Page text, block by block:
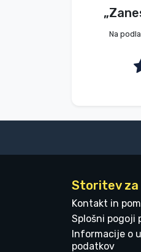
Na
Storitev
Kontakt in
Splošni pogoji
Informacije o
podatkov
Blagovne znamke